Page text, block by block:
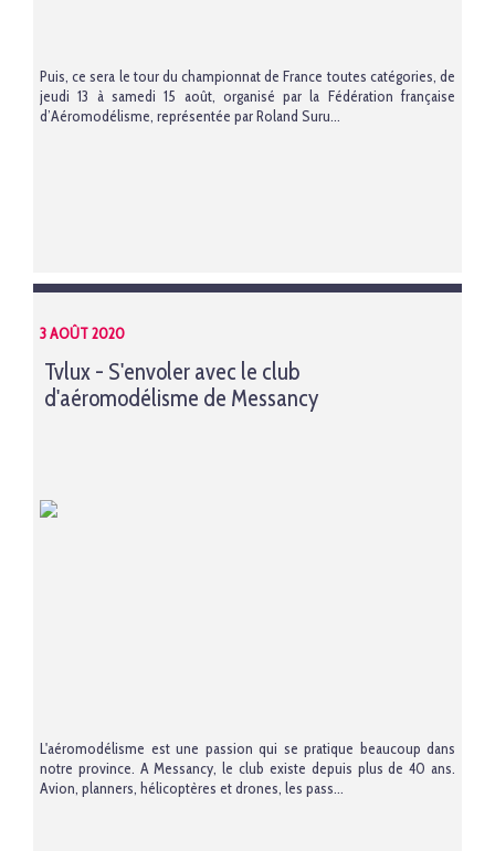
Puis, ce sera le tour du championnat de France toutes catégories, de
jeudi 13 à samedi 15 août, organisé par la Fédération française
d’Aéromodélisme, représentée par Roland Suru...
3 AOÛT 2020
Tvlux - S'envoler avec le club
d'aéromodélisme de Messancy
L'aéromodélisme est une passion qui se pratique beaucoup dans
notre province. A Messancy, le club existe depuis plus de 40 ans.
Avion, planners, hélicoptères et drones, les pass...